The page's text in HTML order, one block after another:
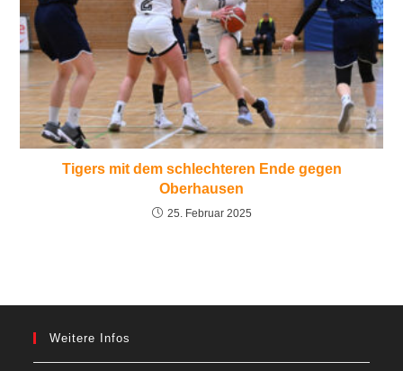
Tigers mit dem schlechteren Ende gegen
Oberhausen
25. Februar 2025
Weitere Infos